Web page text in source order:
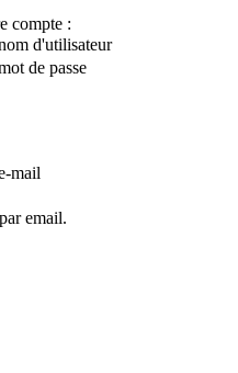
compte :
d'utilisateur
de passe
mail
email.